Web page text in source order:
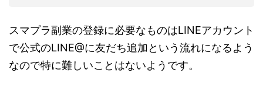
スマプラ副業の登録に必要なものはLINEアカウント
で公式のLINE@に友だち追加という流れになるよう
なので特に難しいことはないようです。